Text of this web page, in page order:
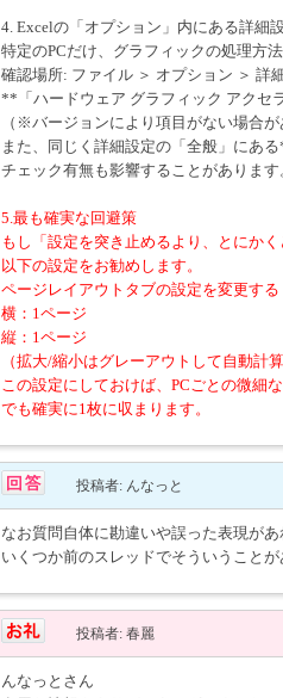
4. Excelの「オプション」内にある詳細
特定のPCだけ、グラフィックの処理方
確認場所: ファイル ＞ オプション ＞ 詳
**「ハードウェア グラフィック アクセ
（※バージョンにより項目がない場合が
また、同じく詳細設定の「全般」にあ
チェック有無も影響することがあります
5.最も確実な回避策
もし「設定を突き止めるより、とにか
以下の設定をお勧めします。
ページレイアウトタブの設定を変更する
横：1ページ
縦：1ページ
（拡大/縮小はグレーアウトして自動計
この設定にしておけば、PCごとの微細
でも確実に1枚に収まります。
投稿者: んなっと
なお質問自体に勘違いや誤った表現が
いくつか前のスレッドでそういうことが
投稿者: 春麗
んなっとさん